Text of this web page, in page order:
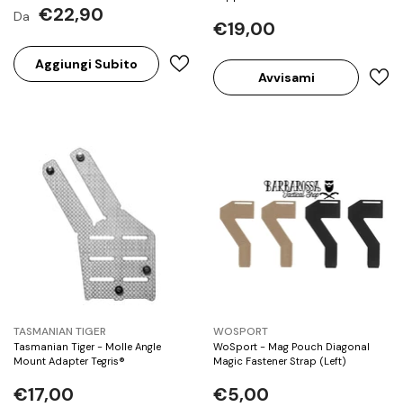
Da €22,90
Aggiungi Subito
€19,00
Avvisami
BRAND:
TASMANIAN TIGER
Tasmanian Tiger - Molle Angle
Mount Adapter Tegris®
€17,00
BRAND:
WOSPORT
WoSport - Mag Pouch Diagonal
Magic Fastener Strap (Left)
€5,00